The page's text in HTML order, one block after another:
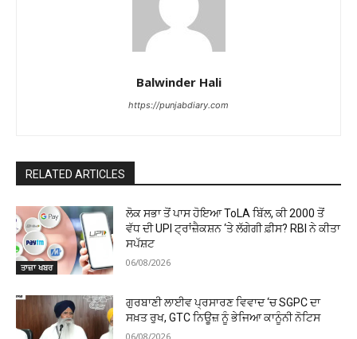
Balwinder Hali
https://punjabdiary.com
RELATED ARTICLES
ਤਾਜ਼ਾ ਖਬਰ
ਲੋਕ ਸਭਾ ਤੋਂ ਪਾਸ ਹੋਇਆ ToLA ਬਿੱਲ, ਕੀ ₹2000 ਤੋਂ
ਵੱਧ ਦੀ UPI ਟ੍ਰਾਂਜ਼ੈਕਸ਼ਨ ‘ਤੇ ਲੱਗੇਗੀ ਫ਼ੀਸ? RBI ਨੇ ਕੀਤਾ
ਸਪੱਸ਼ਟ
06/08/2026
ਗੁਰਬਾਣੀ ਲਾਈਵ ਪ੍ਰਸਾਰਣ ਵਿਵਾਦ ‘ਚ SGPC ਦਾ
ਸਖ਼ਤ ਰੁਖ, GTC ਨਿਊਜ਼ ਨੂੰ ਭੇਜਿਆ ਕਾਨੂੰਨੀ ਨੋਟਿਸ
06/08/2026